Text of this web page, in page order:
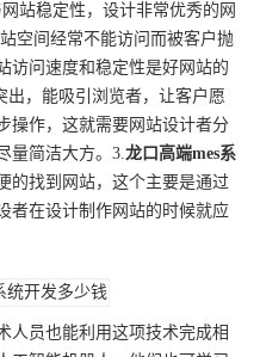
站稳定性，设计非常优秀的网
空间经常不能访问而被客户抛
访问速度和稳定性是好网站的
出，能吸引浏览者，让客户愿
操作，这就需要网站设计者分
量简洁大方。3.龙口 高端mes系
的找到网站，这个主要是通过
者在设计制作网站的时候就应
人员也能利用这项技术完成相